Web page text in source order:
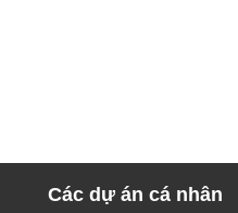
Các dự án cá nhân